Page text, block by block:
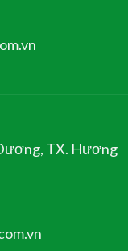
TX. Hương